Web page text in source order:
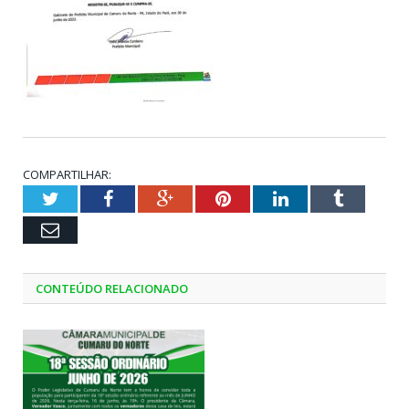
COMPARTILHAR:
TwitterFacebookGoogle+PinterestLinkedInTumblr
Email
CONTEÚDO RELACIONADO